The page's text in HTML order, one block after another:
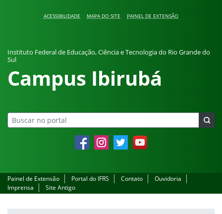
ACESSIBILIDADE MAPA DO SITE PAINEL DE EXTENSÃO
Instituto Federal de Educação, Ciência e Tecnologia do Rio Grande do
Sul
Campus Ibirubá
FacebookInstagramTwitter YouTube
Painel de Extensão Portal do IFRS Contato
Ouvidoria
Imprensa
Site Antigo